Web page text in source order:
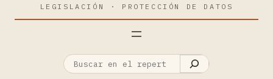
LEGISLACIÓN · PROTECCIÓN DE DATOS